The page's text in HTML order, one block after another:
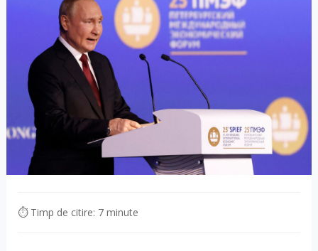
⏱ Timp de citire: 7 minute